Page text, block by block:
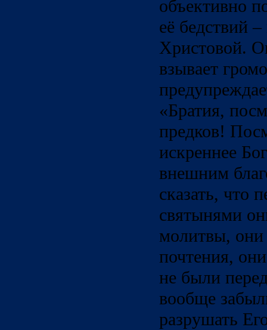
объективно
её бедствий
Христовой.
взывает
«Братия,
предков!
искреннее
внешним
сказать, что
святынями
молитвы, они
почтения,
не были
вообще
разрушать